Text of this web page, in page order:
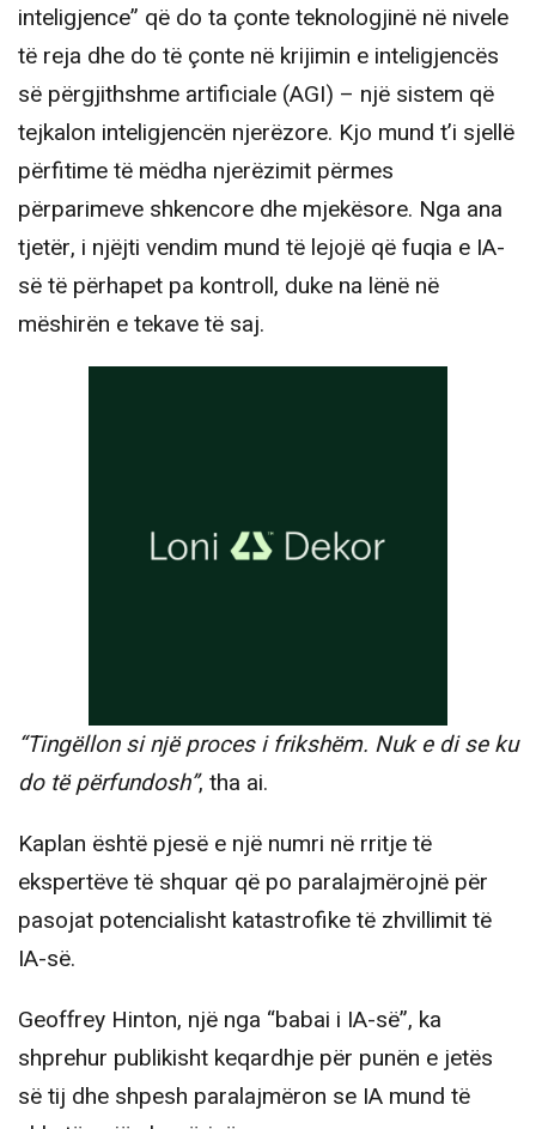
inteligjence” që do ta çonte teknologjinë në nivele
të reja dhe do të çonte në krijimin e inteligjencës
së përgjithshme artificiale (AGI) – një sistem që
tejkalon inteligjencën njerëzore. Kjo mund t’i sjellë
përfitime të mëdha njerëzimit përmes
përparimeve shkencore dhe mjekësore. Nga ana
tjetër, i njëjti vendim mund të lejojë që fuqia e IA-
së të përhapet pa kontroll, duke na lënë në
mëshirën e tekave të saj.
“Tingëllon si një proces i frikshëm. Nuk e di se ku
do të përfundosh”, tha ai.
Kaplan është pjesë e një numri në rritje të
ekspertëve të shquar që po paralajmërojnë për
pasojat potencialisht katastrofike të zhvillimit të
IA-së.
Geoffrey Hinton, një nga “babai i IA-së”, ka
shprehur publikisht keqardhje për punën e jetës
së tij dhe shpesh paralajmëron se IA mund të